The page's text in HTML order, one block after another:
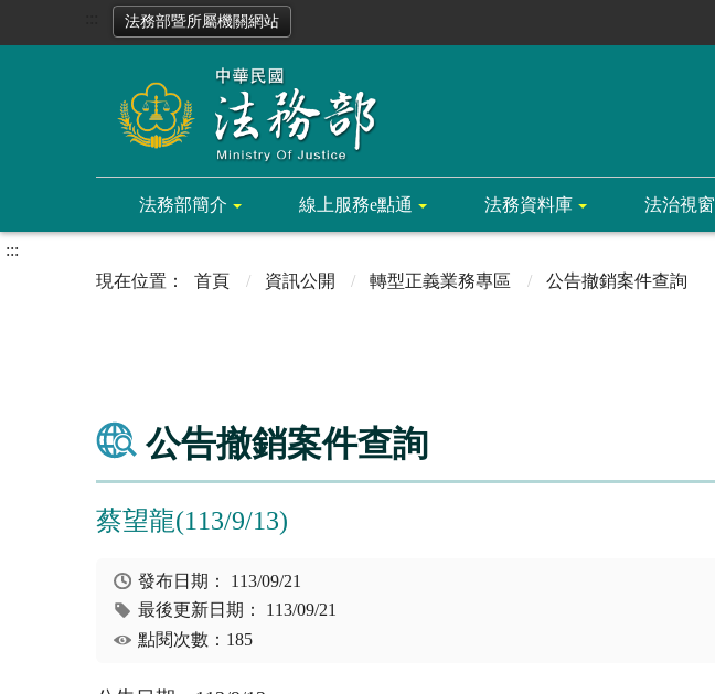
法務部暨所屬機關網站
法務部簡介 線上服務e點通 法務資料庫 法治視窗
:::
首頁
資訊公開 轉型正義業務專區 公告撤銷案件查詢
公告撤銷案件查詢
蔡望龍(113/9/13)
發布日期： 113/09/21
最後更新日期： 113/09/21
點閱次數：185